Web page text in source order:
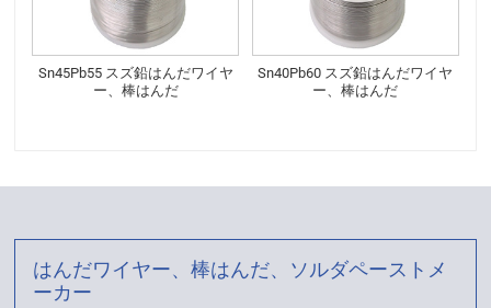
Sn45Pb55 スズ鉛はんだワイヤ
ー、棒はんだ
Sn40Pb60 スズ鉛はんだワイヤ
ー、棒はんだ
はんだワイヤー、棒はんだ、ソルダペーストメ
ーカー